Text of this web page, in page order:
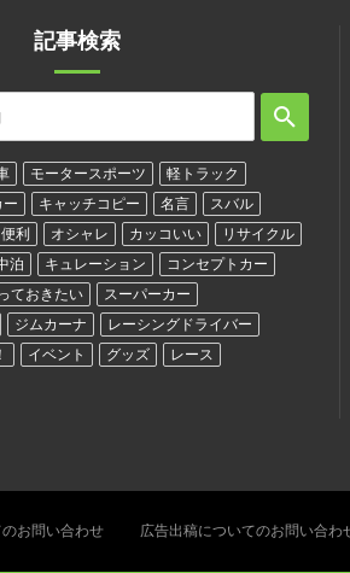
記事検索
モータースポーツ
軽トラック
キャッチコピー 名言
スバル
便利 オシャレ カッコいい
リサイクル
泊 キュレーション
コンセプトカー
ておきたい
スーパーカー
ジムカーナ
レーシングドライバー
イベント グッズ レース
お問い合わせ 広告出稿についてのお問い合わ